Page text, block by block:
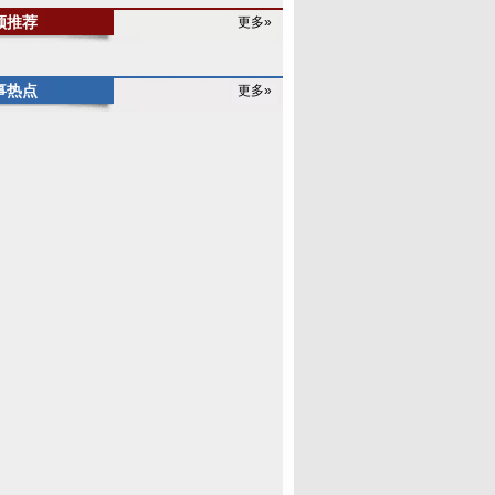
推荐 更多»
热点 更多»